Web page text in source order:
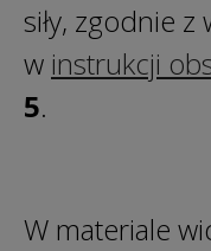
siły, zgodnie
w instrukcji
5.
W materiale